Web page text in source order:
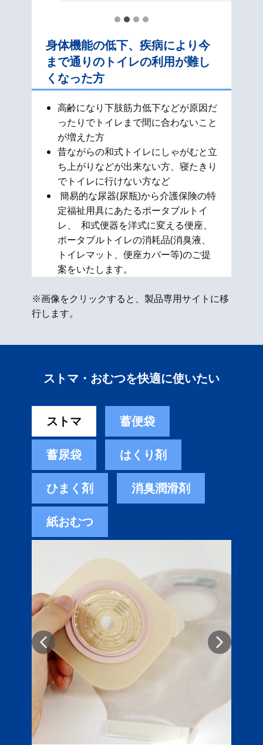
身体機能の低下、疾病により今
まで通りのトイレの利用が難し
くなった方
高齢になり下肢筋力低下などが原因だ
ったりでトイレまで間に合わないこと
が増えた方
昔ながらの和式​トイレにしゃがむと立
ち上がりなどが出来ない方、寝たきり
でトイレに行けない方など
簡易的な尿器(尿瓶)から介護保険の特
定福祉用具にあたるポータブルトイ
レ、 和式便器を洋式に変える便座、​
ポータブルトイレの消耗品(消臭液、
トイレマット、便座カバー等)のご提
案をいたします。
※画像をクリックすると、製品専用サイトに移
行します。
ストマ・おむつを快適に使いたい
ストマ 蓄便袋
蓄尿袋 はくり剤
ひまく剤 消臭潤滑剤
紙おむつ